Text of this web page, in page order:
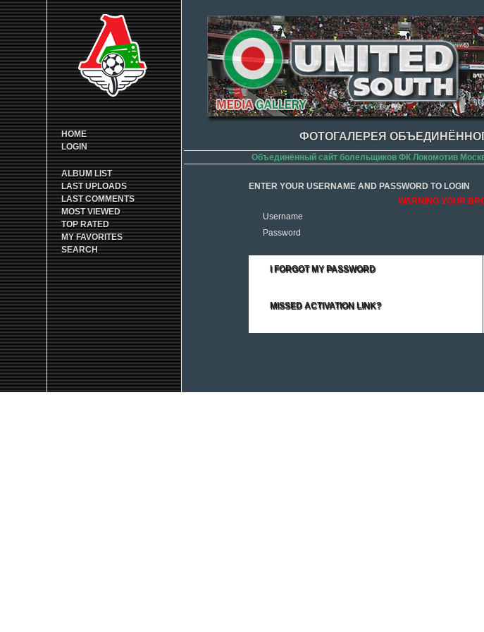
HOME
LOGIN
ALBUM LIST
LAST UPLOADS
LAST COMMENTS
MOST VIEWED
TOP RATED
MY FAVORITES
SEARCH
ФОТОГАЛЕРЕЯ
Объединённый сайт болельщиков ФК Локомотив
ENTER YOUR USERNAME AND PASSWORD TO LOGIN
WARNING YOUR
Username
Password
I FORGOT MY PASSWORD
MISSED ACTIVATION LINK?